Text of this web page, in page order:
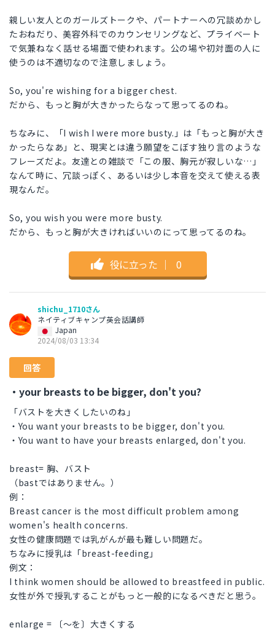
親しい友人とのガールズトークや、パートナーへの冗談めかし
たおねだり、美容外科でのカウンセリングなど、プライベート
で気兼ねなく話せる場面で使われます。公の場や初対面の人に
使うのは不適切なので注意しましょう。
So, you're wishing for a bigger chest.
だから、もっと胸が大きかったらなって思ってるのね。
ちなみに、「I wish I were more busty.」は「もっと胸が大き
かったらなあ」と、現実とは違う願望をこぼす独り言のような
フレーズだよ。友達との雑談で「この服、胸元が寂しいな…」
なんて時に、冗談っぽく、あるいは少し本音を交えて使える表
現なんだ。
So, you wish you were more busty.
だから、もっと胸が大きければいいのにって思ってるのね。
役に立った ｜ 0
shichu_1710さん
ネイティブキャンプ英会話講師
Japan
2024/08/03 13:34
回答
・your breasts to be bigger, don't you?
「バストを大きくしたいのね」
・You want your breasts to be bigger, don't you.
・You want to have your breasts enlarged, don't you.
breast= 胸、バスト
（bastではありません。）
例：
Breast cancer is the most difficult problem among
women's health concerns.
女性の健康問題では乳がんが最も難しい問題だ。
ちなみに授乳は「breast-feeding」
例文：
I think women should be allowed to breastfeed in public.
女性が外で授乳することがもっと一般的になるべきだと思う。
enlarge = 〔～を〕大きくする